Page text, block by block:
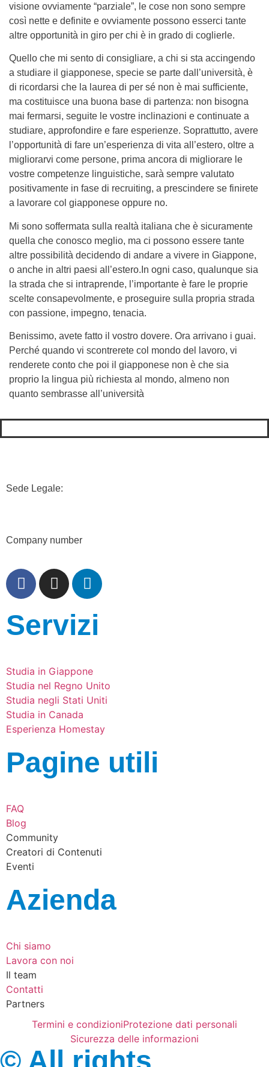
visione ovviamente “parziale”, le cose non sono sempre
così nette e definite e ovviamente possono esserci tante
altre opportunità in giro per chi è in grado di coglierle.
Quello che mi sento di consigliare, a chi si sta accingendo
a studiare il giapponese, specie se parte dall’università, è
di ricordarsi che la laurea di per sé non è mai sufficiente,
ma costituisce una buona base di partenza: non bisogna
mai fermarsi, seguite le vostre inclinazioni e continuate a
studiare, approfondire e fare esperienze. Soprattutto, avere
l’opportunità di fare un’esperienza di vita all’estero, oltre a
migliorarvi come persone, prima ancora di migliorare le
vostre competenze linguistiche, sarà sempre valutato
positivamente in fase di recruiting, a prescindere se finirete
a lavorare col giapponese oppure no.
Mi sono soffermata sulla realtà italiana che è sicuramente
quella che conosco meglio, ma ci possono essere tante
altre possibilità decidendo di andare a vivere in Giappone,
o anche in altri paesi all’estero.In ogni caso, qualunque sia
la strada che si intraprende, l’importante è fare le proprie
scelte consapevolmente, e proseguire sulla propria strada
con passione, impegno, tenacia.
Benissimo, avete fatto il vostro dovere. Ora arrivano i guai.
Perché quando vi scontrerete col mondo del lavoro, vi
renderete conto che poi il giapponese non è che sia
proprio la lingua più richiesta al mondo, almeno non
quanto sembrasse all’università
Sede Legale:
Company number
Servizi
Studia in Giappone
Studia nel Regno Unito
Studia negli Stati Uniti
Studia in Canada
Esperienza Homestay
Pagine utili
FAQ
Blog
Community
Creatori di Contenuti
Eventi
Azienda
Chi siamo
Lavora con noi
Il team
Contatti
Partners
Termini e condizioniProtezione dati personali
Sicurezza delle informazioni
© All rights